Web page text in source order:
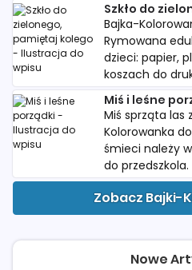
Szkło do
Bajka-
Rymowana
dzieci: papier,
koszach do
Miś i leśne
Miś sprząta las
Kolorowanka
śmieci należy
do przedszkola.
Zobacz Bajki-
Nowe